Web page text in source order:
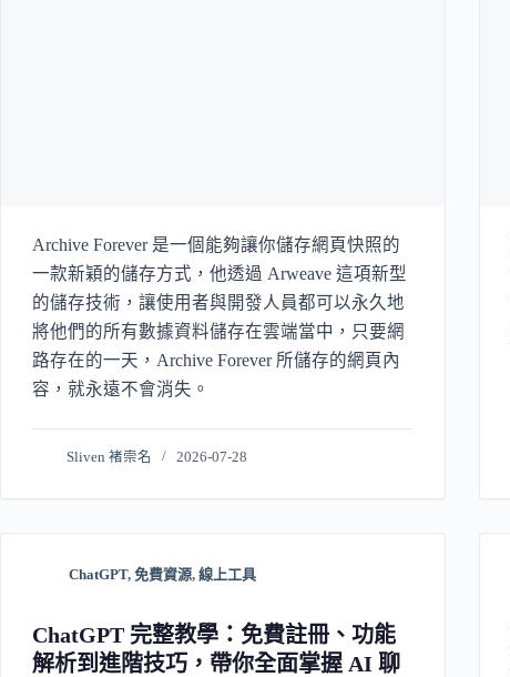
Archive Forever 是一個能夠讓你儲存網頁快照的
一款新穎的儲存方式，他透過 Arweave 這項新型
的儲存技術，讓使用者與開發人員都可以永久地
將他們的所有數據資料儲存在雲端當中，只要網
路存在的一天，Archive Forever 所儲存的網頁內
容，就永遠不會消失。
Sliven 褚崇名 2026-07-28
ChatGPT, 免費資源, 線上工具
ChatGPT 完整教學：免費註冊、功能
解析到進階技巧，帶你全面掌握 AI 聊